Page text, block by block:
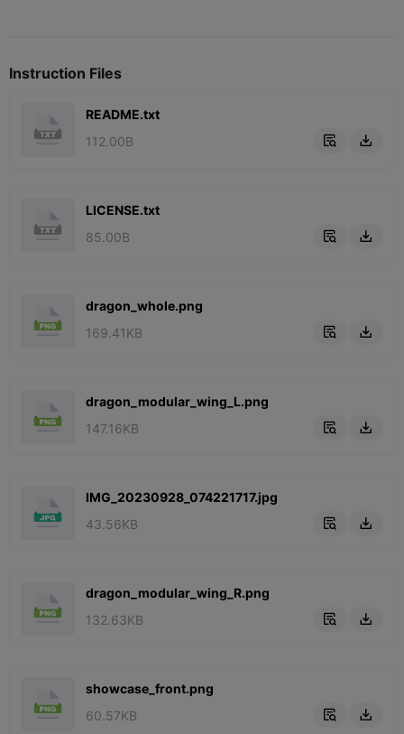
Instruction Files
README.txt
112.00B
 
LICENSE.txt
85.00B
 
dragon_whole.png
169.41KB
 
dragon_modular_wing_L.png
147.16KB
 
IMG_20230928_074221717.jpg
43.56KB
 
dragon_modular_wing_R.png
132.63KB
 
showcase_front.png
60.57KB
 